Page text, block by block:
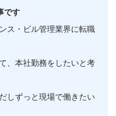
です
ス・ビル管理業界に転職
、本社勤務をしたいと考
しずっと現場で働きたい